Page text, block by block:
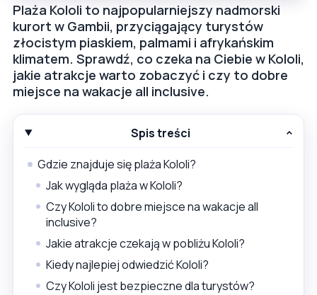
Plaża Kololi to najpopularniejszy nadmorski
kurort w Gambii, przyciągający turystów
złocistym piaskiem, palmami i afrykańskim
klimatem. Sprawdź, co czeka na Ciebie w Kololi,
jakie atrakcje warto zobaczyć i czy to dobre
miejsce na wakacje all inclusive.
Spis treści
Gdzie znajduje się plaża Kololi?
Jak wygląda plaża w Kololi?
Czy Kololi to dobre miejsce na wakacje all
inclusive?
Jakie atrakcje czekają w pobliżu Kololi?
Kiedy najlepiej odwiedzić Kololi?
Czy Kololi jest bezpieczne dla turystów?